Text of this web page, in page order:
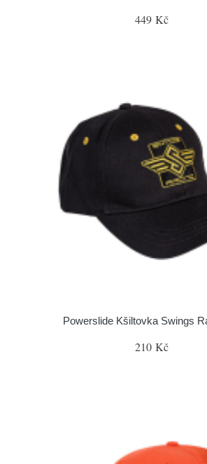
449 Kč
Powerslide Kšiltovka Swings
210 Kč